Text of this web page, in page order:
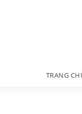
TRANG